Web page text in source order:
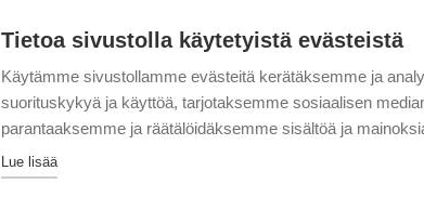
Tietoa sivustolla käytetyistä evästeistä
Käytämme sivustollamme evästeitä kerätäksemme ja
suorituskykyä ja käyttöä, tarjotaksemme sosiaalisen
parantaaksemme ja räätälöidäksemme sisältöä ja
Lue lisää